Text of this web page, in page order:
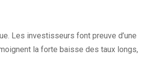
Les investisseurs font preuve d’une
la forte baisse des taux longs,